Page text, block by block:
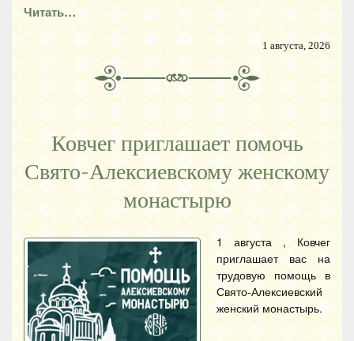
Читать…
1 августа, 2026
Ковчег приглашает помочь
Свято-Алексиевскому женскому
монастырю
1 августа , Ковчег
приглашает вас на
трудовую помощь в
Свято-Алексиевский
женский монастырь.